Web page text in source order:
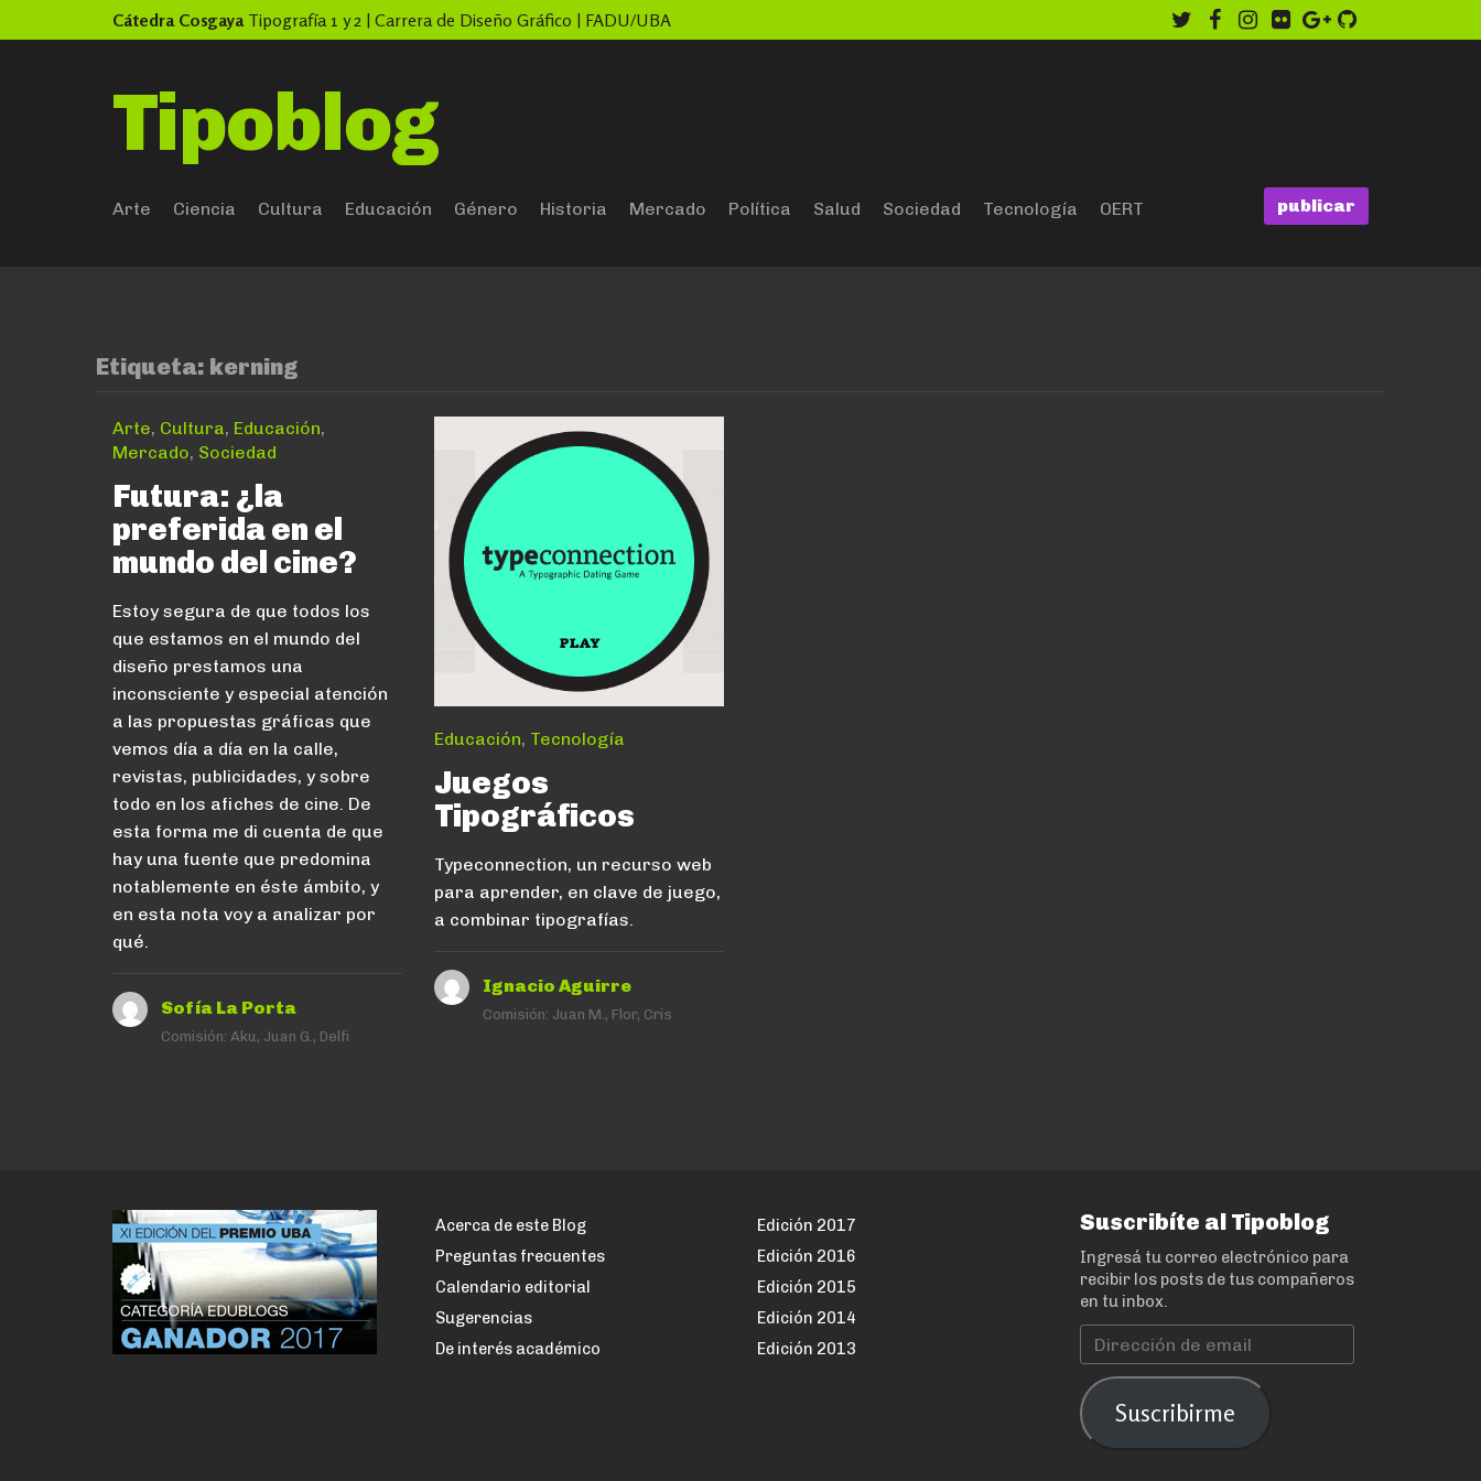
Skip
to
Cátedra CosgayaTipografía 1 y 2 | Carrera de Diseño Gráfico | FADU/UBA
twitterfacebookinstagram
flickr google
Tipoblog
Arte Ciencia Cultura Educación Género Historia Mercado Política Salud Sociedad Tecnología OERT publicar
Etiqueta: kerning
Arte, Cultura, Educación,
Mercado, Sociedad
Futura: ¿la
preferida en el
mundo del cine?
Estoy segura de que todos los
que estamos en el mundo del
diseño prestamos una
inconsciente y especial atención
a las propuestas gráficas que
vemos día a día en la calle,
revistas, publicidades, y sobre
todo en los afiches de cine. De
esta forma me di cuenta de que
hay una fuente que predomina
notablemente en éste ámbito, y
en esta nota voy a analizar por
qué.
Sofía La Porta
Comisión: Aku, Juan G., Delfi
Educación, Tecnología
Juegos
Tipográficos
Typeconnection, un recurso web
para aprender, en clave de juego,
a combinar tipografías.
Ignacio Aguirre
Comisión: Juan M., Flor, Cris
Acerca de este Blog
Preguntas frecuentes
Calendario editorial
Sugerencias
De interés académico
Edición 2017
Edición 2016
Edición 2015
Edición 2014
Edición 2013
Suscribíte al Tipoblog
Ingresá tu correo electrónico para
recibir los posts de tus compañeros
en tu inbox.
Dirección
de
email
Suscribirme